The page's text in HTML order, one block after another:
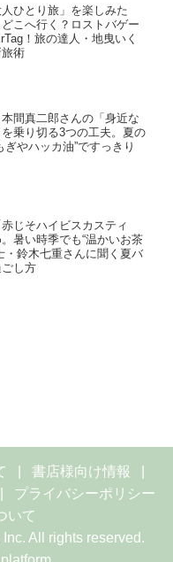
ひとり旅」を楽しみた
こへ行く？ロストバゲー
！旅の達人・地曳いく
術
間真二郎さんの「身近な
乗り切る3つの工夫。夏の
ぎやハッカ油”ですっきり
じそハイビスカスティ
暑い時季でも“温かいお茶
・鈴木七重さんに聞く夏バ
し方
書店様向け情報
プライバシーポリシー
いて
All rights reserved.